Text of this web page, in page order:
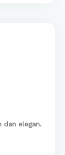
dan elegan.